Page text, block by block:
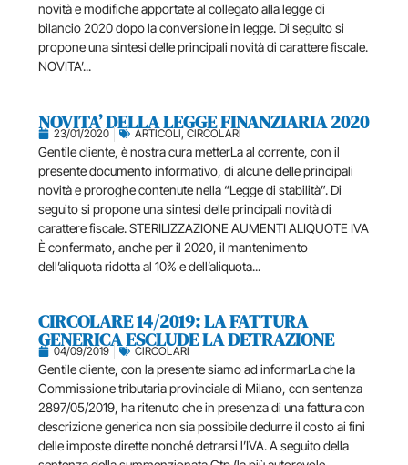
novità e modifiche apportate al collegato alla legge di
bilancio 2020 dopo la conversione in legge. Di seguito si
propone una sintesi delle principali novità di carattere fiscale.
NOVITA’...
NOVITA’ DELLA LEGGE FINANZIARIA 2020
23/01/2020 ARTICOLI,CIRCOLARI
Gentile cliente, è nostra cura metterLa al corrente, con il
presente documento informativo, di alcune delle principali
novità e proroghe contenute nella “Legge di stabilità”. Di
seguito si propone una sintesi delle principali novità di
carattere fiscale. STERILIZZAZIONE AUMENTI ALIQUOTE IVA
È confermato, anche per il 2020, il mantenimento
dell’aliquota ridotta al 10% e dell’aliquota...
CIRCOLARE 14/2019: LA FATTURA
GENERICA ESCLUDE LA DETRAZIONE
04/09/2019 CIRCOLARI
Gentile cliente, con la presente siamo ad informarLa che la
Commissione tributaria provinciale di Milano, con sentenza
2897/05/2019, ha ritenuto che in presenza di una fattura con
descrizione generica non sia possibile dedurre il costo ai fini
delle imposte dirette nonché detrarsi l’IVA. A seguito della